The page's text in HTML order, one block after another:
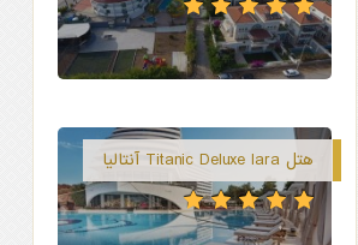
هتل Titanic Deluxe lara آنتالیا